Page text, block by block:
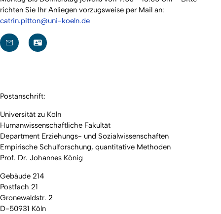
richten Sie Ihr Anliegen vorzugsweise per Mail an:
catrin.pitton@uni-koeln.de
Postanschrift:
Universität zu Köln
Humanwissenschaftliche Fakultät
Department Erziehungs- und Sozialwissenschaften
Empirische Schulforschung, quantitative Methoden
Prof. Dr. Johannes König
Gebäude 214
Postfach 21
Gronewaldstr. 2
D-50931 Köln